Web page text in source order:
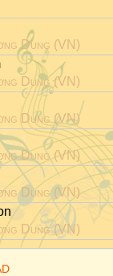
Dung (VN)
Dung (VN)
Dung (VN)
Dung (VN)
Dung (VN)
Dung (VN)